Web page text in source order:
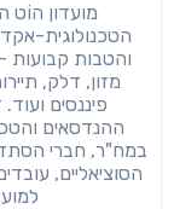
מועדון הוֹט
הטכנולוגית-
מזון, דלק,
פיננסים
ההנדסאים
במח"ר, חברי
הסוציאליים,